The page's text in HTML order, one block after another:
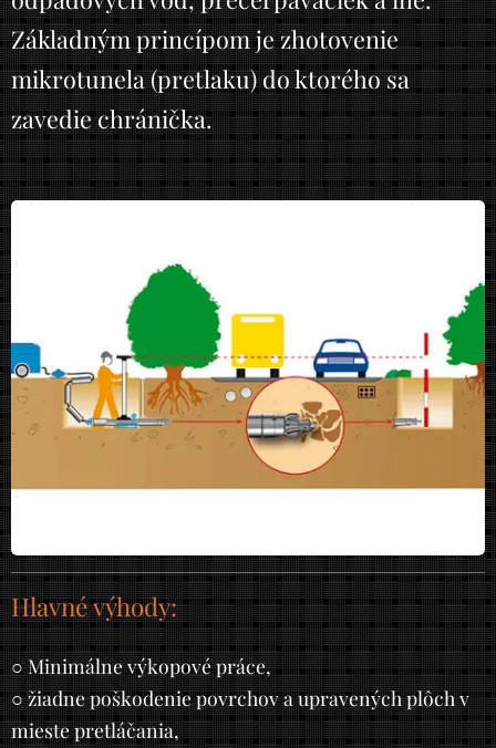
Základným princípom je zhotovenie
mikrotunela (pretlaku) do ktorého sa
zavedie chránička.
Hlavné výhody:
○Minimálne výkopové práce,
○žiadne poškodenie povrchov a upravených plôch v
mieste pretláčania,